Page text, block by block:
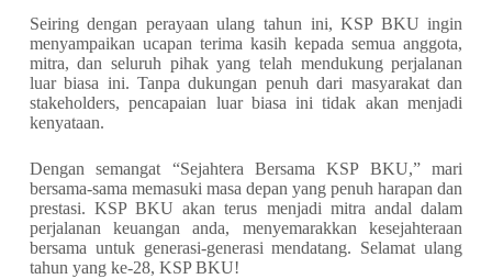
Seiring dengan perayaan ulang tahun ini, KSP BKU ingin
menyampaikan ucapan terima kasih kepada semua anggota,
mitra, dan seluruh pihak yang telah mendukung perjalanan
luar biasa ini. Tanpa dukungan penuh dari masyarakat dan
stakeholders, pencapaian luar biasa ini tidak akan menjadi
kenyataan.
Dengan semangat “Sejahtera Bersama KSP BKU,” mari
bersama-sama memasuki masa depan yang penuh harapan dan
prestasi. KSP BKU akan terus menjadi mitra andal dalam
perjalanan keuangan anda, menyemarakkan kesejahteraan
bersama untuk generasi-generasi mendatang. Selamat ulang
tahun yang ke-28, KSP BKU!